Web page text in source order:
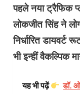
पहले नया ट्रैफिक
लोकजीत सिंह ने
निर्धारित डायवर्ट
भी इन्हीं वैकल्पिक
यह भी पढ़ें
डॉ.